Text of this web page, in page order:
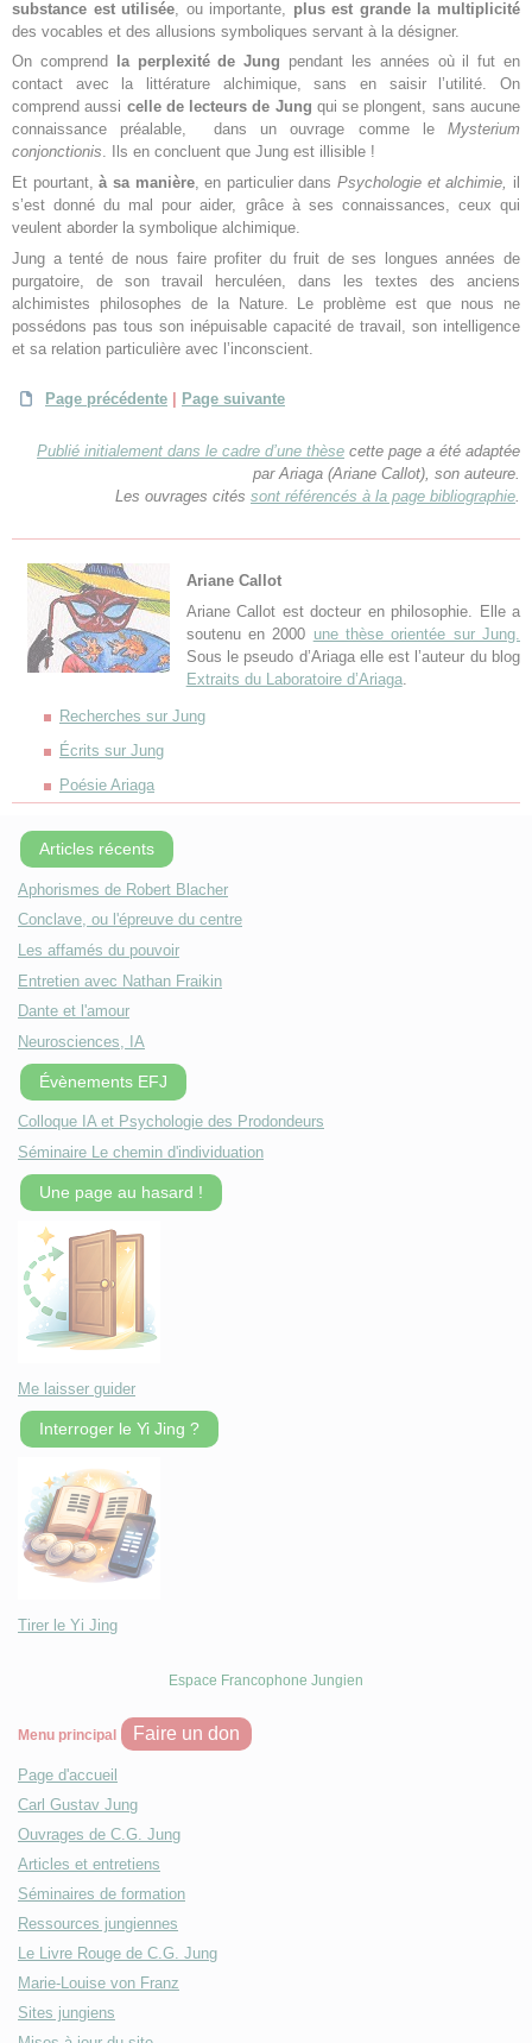
substance est utilisée , ou importante, plus est grande la multiplicité
des vocables et des allusions symboliques servant à la désigner.
On comprend
la perplexité de Jung pendant les années où il fut en
contact avec la littérature alchimique, sans en saisir l’utilité. On
comprend aussi celle de lecteurs de Jung qui se plongent, sans aucune
connaissance préalable, dans un ouvrage comme le Mysterium
conjonctionis. Ils en concluent que Jung est illisible !
Et pourtant, à sa manière, en particulier dans Psychologie et alchimie,
il
s’est donné du mal pour aider, grâce à ses connaissances, ceux qui
veulent aborder la symbolique alchimique.
Jung a tenté de nous faire profiter du fruit de ses longues années de
purgatoire, de son travail herculéen, dans les textes des anciens
alchimistes philosophes de la Nature. Le problème est que nous ne
possédons pas tous son inépuisable capacité de travail, son intelligence
et sa relation particulière avec l’inconscient.
Page précédente | Page suivante
Publié initialement dans le cadre d’une thèse cette page a été adaptée
par Ariaga (Ariane Callot), son auteure.
Les ouvrages cités sont référencés à la page bibliographie
Ariane Callot
Ariane Callot est docteur en philosophie. Elle a
soutenu en 2000 une thèse orientée sur Jung.
Sous le pseudo d’Ariaga elle est l’auteur du blog
Extraits du Laboratoire d’Ariaga.
Recherches sur Jung
Écrits sur Jung
Poésie Ariaga
Articles récents
Aphorismes de Robert Blacher
Conclave, ou l'épreuve du centre
Les affamés du pouvoir
Entretien avec Nathan Fraikin
Dante et l'amour
Neurosciences, IA
Évènements EFJ
Colloque IA et Psychologie des Prodondeurs
Séminaire Le chemin d'individuation
Une page au hasard !
Me laisser guider
Interroger le Yi Jing ?
Tirer le Yi Jing
Espace Francophone Jungien
Menu principal Faire un don
Page d'accueil
Carl Gustav Jung
Ouvrages de C.G. Jung
Articles et entretiens
Séminaires de formation
Ressources jungiennes
Le Livre Rouge de C.G. Jung
Marie-Louise von Franz
Sites jungiens